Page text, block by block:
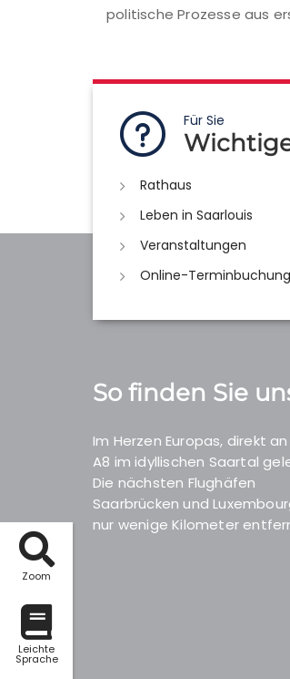
Zoom
Leichte
Sprache
politische Prozesse aus
Für Sie
Rathaus
Leben in Saarlouis
Veranstaltungen
Online-Terminbuchung
So finden Sie
Im Herzen Europas, direkt
A8 im idyllischen Saartal
Die nächsten Flughäfen
Saarbrücken und
nur wenige Kilometer